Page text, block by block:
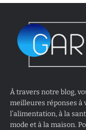
À travers notre blog,
meilleures réponses à
l’alimentation, à la
mode et à la maison.